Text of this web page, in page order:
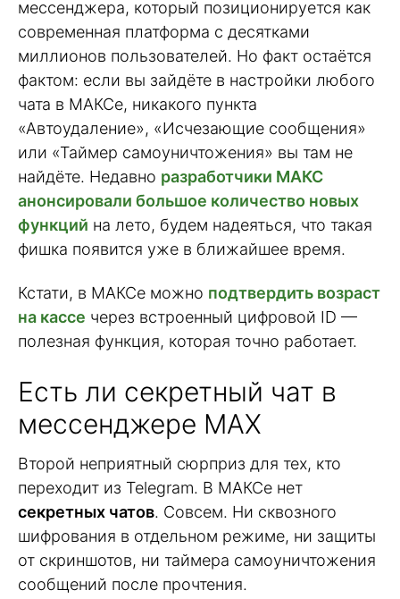
мессенджера, который позиционируется как
современная платформа с десятками
миллионов пользователей. Но факт остаётся
фактом: если вы зайдёте в настройки любого
чата в МАКСе, никакого пункта
«Автоудаление», «Исчезающие сообщения»
или «Таймер самоуничтожения» вы там не
найдёте. Недавно разработчики МАКС
анонсировали большое количество новых
функций на лето, будем надеяться, что такая
фишка появится уже в ближайшее время.
Кстати, в МАКСе можно подтвердить возраст
на кассе через встроенный цифровой ID —
полезная функция, которая точно работает.
Есть ли секретный чат в
мессенджере MAX
Второй неприятный сюрприз для тех, кто
переходит из Telegram. В МАКСе нет
секретных чатов. Совсем. Ни сквозного
шифрования в отдельном режиме, ни защиты
от скриншотов, ни таймера самоуничтожения
сообщений после прочтения.